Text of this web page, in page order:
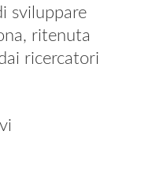
sviluppare
ritenuta
ricercatori